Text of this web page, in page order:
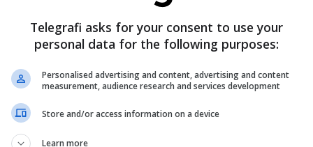
nuk kishte ndonjë komunikim në të cilin ishte
për të parandaluar zgjedhjen e Kryetarit.
bëj një akt terrorizmi. Unë gjithashtu u betova
sime se nuk dija asgjë, nuk pajtohem, se kisha
akuzë e tillë që na akuzon për terrorizëm është
dhe Venecuelë", tha Vasilevski.
Telegrafi asks for your consent to use your
personal data for the following purposes:
Personalised advertising and content, advertising and content
measurement, audience research and services development
Store and/or access information on a device
Learn more